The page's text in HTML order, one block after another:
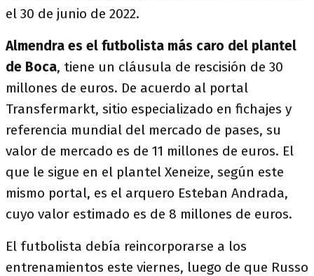
el 30 de junio de 2022.
Almendra es el futbolista más caro del plantel
de Boca, tiene un cláusula de rescisión de 30
millones de euros. De acuerdo al portal
Transfermarkt, sitio especializado en fichajes y
referencia mundial del mercado de pases, su
valor de mercado es de 11 millones de euros. El
que le sigue en el plantel Xeneize, según este
mismo portal, es el arquero Esteban Andrada,
cuyo valor estimado es de 8 millones de euros.
El futbolista debía reincorporarse a los
entrenamientos este viernes, luego de que Russo